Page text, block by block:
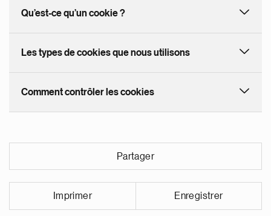
Qu’est-ce qu’un cookie ?
Les types de cookies que nous utilisons
Comment contrôler les cookies
Partager
Imprimer Enregistrer